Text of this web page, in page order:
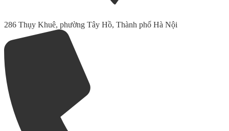
286 Thụy Khuê, phường Tây Hồ, Thành phố Hà Nội